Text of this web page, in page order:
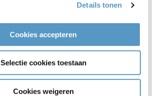
Details tonen
Cookies accepteren
Selectie cookies toestaan
Cookies weigeren